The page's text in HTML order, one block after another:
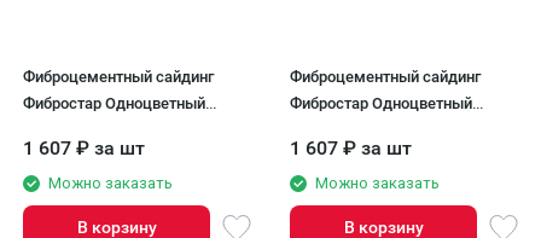
Фиброцементный сайдинг
Фибростар Одноцветный
Графитовый Серый
1 607 ₽ за шт
Можно заказать
В корзину
Фиброцементный сайдинг
Фибростар Одноцветный
1 607 ₽ за шт
Можно заказать
В корзину